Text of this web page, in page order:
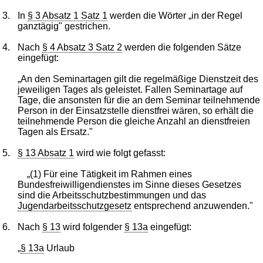
3. In § 3 Absatz 1 Satz 1 werden die Wörter „in der Regel
ganztägig" gestrichen.
4. Nach § 4 Absatz 3 Satz 2 werden die folgenden Sätze
eingefügt:
„An den Seminartagen gilt die regelmäßige Dienstzeit des
jeweiligen Tages als geleistet. Fallen Seminartage auf
Tage, die ansonsten für die an dem Seminar teilnehmende
Person in der Einsatzstelle dienstfrei wären, so erhält die
teilnehmende Person die gleiche Anzahl an dienstfreien
Tagen als Ersatz."
5. § 13 Absatz 1 wird wie folgt gefasst:
„(1) Für eine Tätigkeit im Rahmen eines
Bundesfreiwilligendienstes im Sinne dieses Gesetzes
sind die Arbeitsschutzbestimmungen und das
Jugendarbeitsschutzgesetz entsprechend anzuwenden."
6. Nach § 13 wird folgender § 13a eingefügt:
„§ 13a Urlaub